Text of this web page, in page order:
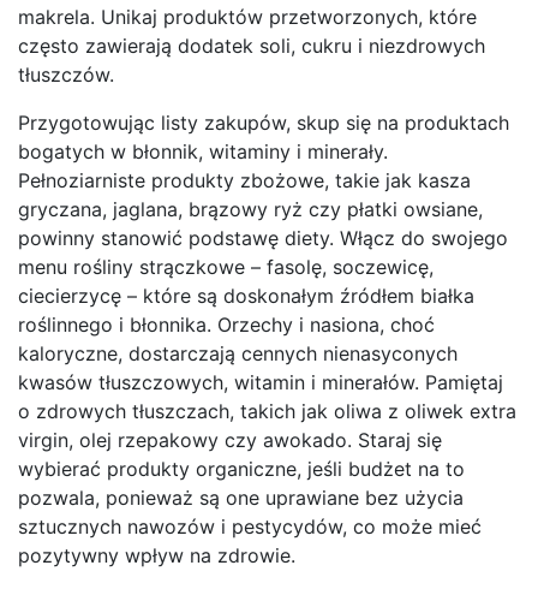
makrela. Unikaj produktów przetworzonych, które
często zawierają dodatek soli, cukru i niezdrowych
tłuszczów.
Przygotowując listy zakupów, skup się na produktach
bogatych w błonnik, witaminy i minerały.
Pełnoziarniste produkty zbożowe, takie jak kasza
gryczana, jaglana, brązowy ryż czy płatki owsiane,
powinny stanowić podstawę diety. Włącz do swojego
menu rośliny strączkowe – fasolę, soczewicę,
ciecierzycę – które są doskonałym źródłem białka
roślinnego i błonnika. Orzechy i nasiona, choć
kaloryczne, dostarczają cennych nienasyconych
kwasów tłuszczowych, witamin i minerałów. Pamiętaj
o zdrowych tłuszczach, takich jak oliwa z oliwek extra
virgin, olej rzepakowy czy awokado. Staraj się
wybierać produkty organiczne, jeśli budżet na to
pozwala, ponieważ są one uprawiane bez użycia
sztucznych nawozów i pestycydów, co może mieć
pozytywny wpływ na zdrowie.